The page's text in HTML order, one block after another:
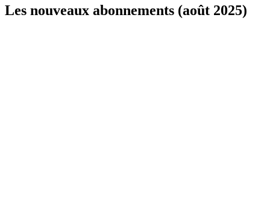
Les nouveaux abonnements (août 2025)